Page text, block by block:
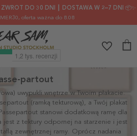
DO 30 DNI ┃ DOSTAWA W 2–7 DNI 📦✨
, oferta ważna do 8.08
partout
uwypukli wnętrze w Twoim plakacie.
(ramką tekturową), a Twój plakat
stanowi dodatkową ramę dla
jest z tektury odpornej na starzenie i jest
zewnętrznej ramy. Oprócz nadania